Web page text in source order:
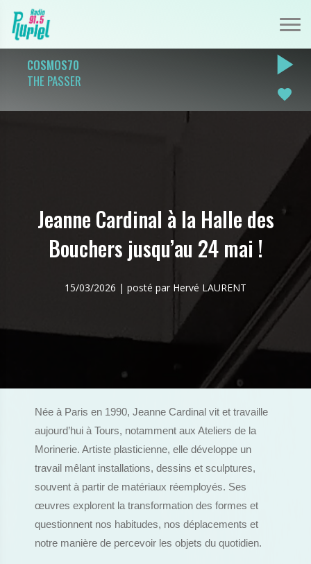
COSMOS70
THE PASSER
play_arrow
favorite
Jeanne Cardinal à la Halle des
Bouchers jusqu’au 24 mai !
15/03/2026 | posté par Hervé LAURENT
Née à Paris en 1990, Jeanne Cardinal vit et travaille
aujourd’hui à Tours, notamment aux Ateliers de la
Morinerie. Artiste plasticienne, elle développe un
travail mêlant installations, dessins et sculptures,
souvent à partir de matériaux réemployés. Ses
œuvres explorent la transformation des formes et
questionnent nos habitudes, nos déplacements et
notre manière de percevoir les objets du quotidien.